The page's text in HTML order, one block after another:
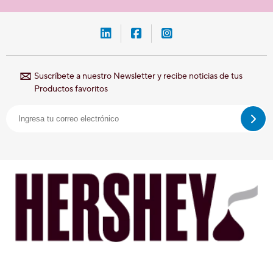
LinkedIn-Hershey-México
Facebook-Hershey-
Instagram-
Suscríbete a nuestro Newsletter y recibe noticias de tus
Productos favoritos